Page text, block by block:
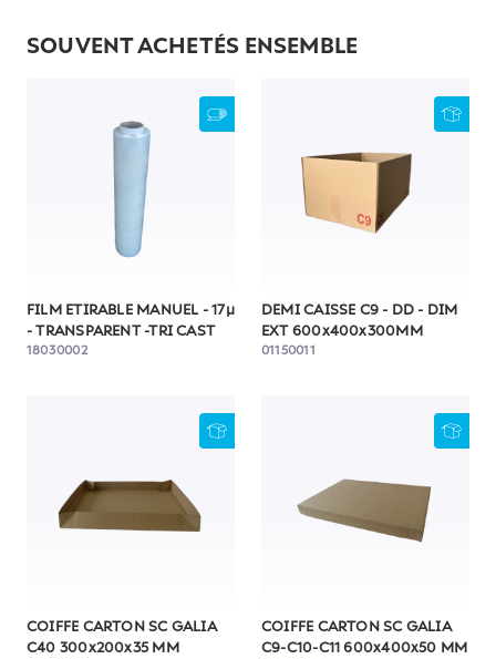
SOUVENT ACHETÉS ENSEMBLE
FILM ETIRABLE MANUEL - 17µ
- TRANSPARENT -TRI CAST
18030002
DEMI CAISSE C9 - DD - DIM
EXT 600x400x300MM
01150011
COIFFE CARTON SC GALIA
C40 300x200x35 MM
COIFFE CARTON SC GALIA
C9-C10-C11 600x400x50 MM